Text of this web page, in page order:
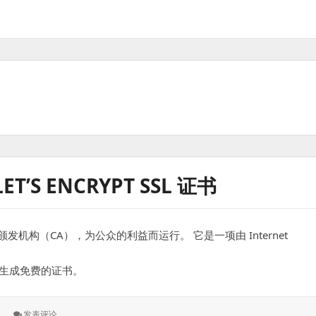
ENCRYPT SSL 证书
发机构（CA），为公众的利益而运行。 它是一项由 Internet
免费的证书。
: 使